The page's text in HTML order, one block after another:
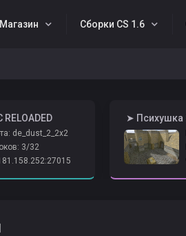
Магазин Сборки CS 1.6
RELOADED
de_dust_2_2x2
3/32